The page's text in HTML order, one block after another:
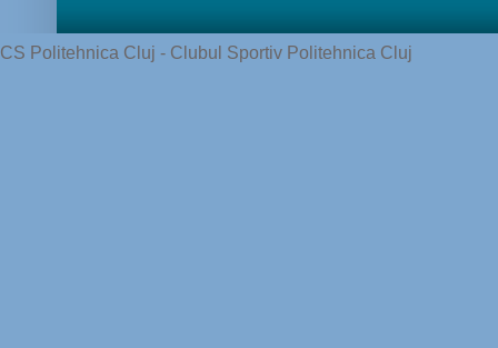
CS Politehnica Cluj - Clubul Sportiv Politehnica Cluj